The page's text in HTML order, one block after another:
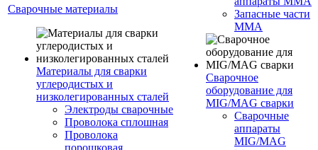
Сварочные материалы
Материалы для сварки
углеродистых и
низколегированных сталей
Электроды сварочные
Проволока сплошная
Проволока
порошковая
Запасные части
MMA
Сварочное
оборудование для
MIG/MAG сварки
Сварочные
аппараты
MIG/MAG